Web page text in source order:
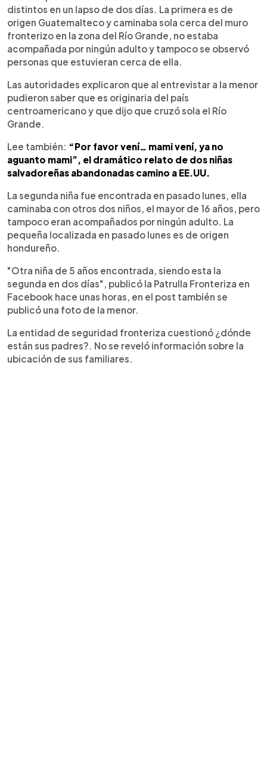
distintos en un lapso de dos días. La primera es de
origen Guatemalteco y caminaba sola cerca del muro
fronterizo en la zona del Río Grande, no estaba
acompañada por ningún adulto y tampoco se observó
personas que estuvieran cerca de ella.
Las autoridades explicaron que al entrevistar a la menor
pudieron saber que es originaria del país
centroamericano y que dijo que cruzó sola el Río
Grande.
Lee también: “Por favor vení… mami vení, ya no
aguanto mami”, el dramático relato de dos niñas
salvadoreñas abandonadas camino a EE.UU.
La segunda niña fue encontrada en pasado lunes, ella
caminaba con otros dos niños, el mayor de 16 años, pero
tampoco eran acompañados por ningún adulto. La
pequeña localizada en pasado lunes es de origen
hondureño.
"Otra niña de 5 años encontrada, siendo esta la
segunda en dos días", publicó la Patrulla Fronteriza en
Facebook hace unas horas, en el post también se
publicó una foto de la menor.
La entidad de seguridad fronteriza cuestionó ¿dónde
están sus padres?. No se reveló información sobre la
ubicación de sus familiares.